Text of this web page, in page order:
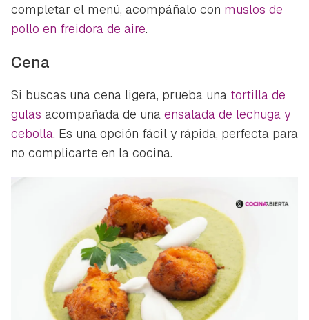
completar el menú, acompáñalo con muslos de
pollo en freidora de aire.
Cena
Si buscas una cena ligera, prueba una tortilla de
gulas acompañada de una ensalada de lechuga y
cebolla. Es una opción fácil y rápida, perfecta para
no complicarte en la cocina.